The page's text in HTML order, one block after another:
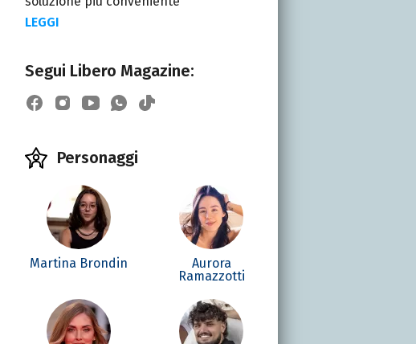
LEGGI
Segui Libero Magazine:
Personaggi
Martina Brondin
Aurora
Ramazzotti